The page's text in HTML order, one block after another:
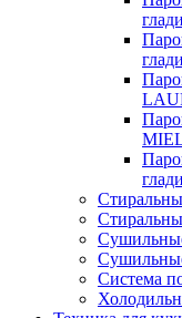
Система